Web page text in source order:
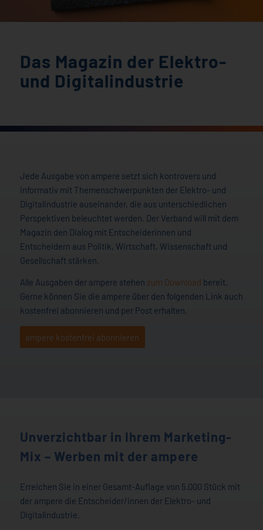
Das Magazin der Elektro-
und Digitalindustrie
Jede Ausgabe von ampere setzt sich kontrovers und
informativ mit Themenschwerpunkten der Elektro- und
Digitalindustrie auseinander, die aus unterschiedlichen
Perspektiven beleuchtet werden. Der Verband will mit dem
Magazin den Dialog mit Entscheiderinnen und
Entscheidern aus Politik, Wirtschaft, Wissenschaft und
Gesellschaft stärken.
Alle Ausgaben der ampere stehen zum Download bereit.
Gerne können Sie die ampere über den folgenden Link auch
kostenfrei abonnieren und per Post erhalten.
ampere kostenfrei abonnieren
Unverzichtbar in Ihrem Marketing-
Mix – Werben mit der ampere
Erreichen Sie in einer Gesamt-Auflage von 5.000 Stück mit
der ampere die Entscheider/innen der Elektro- und
Digitalindustrie.